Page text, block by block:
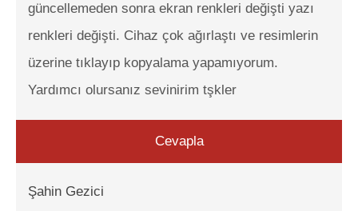
güncellemeden sonra ekran renkleri değişti yazı
renkleri değişti. Cihaz çok ağırlaştı ve resimlerin
üzerine tıklayıp kopyalama yapamıyorum.
Yardımcı olursanız sevinirim tşkler
Cevapla
Şahin Gezici